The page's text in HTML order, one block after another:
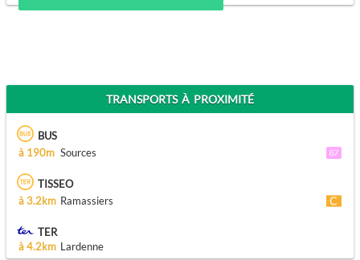
TRANSPORTS À PROXIMITÉ
BUS
à 190m Sources
TISSEO
à 3.2km Ramassiers
TER
à 4.2km Lardenne